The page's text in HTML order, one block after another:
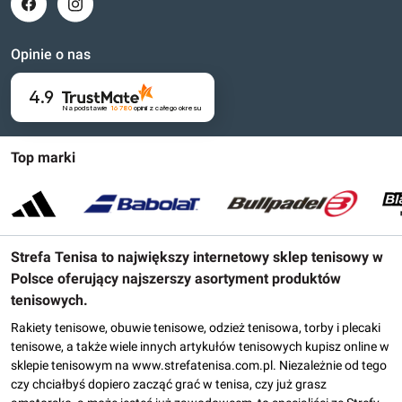
Top marki
Strefa Tenisa to największy internetowy sklep tenisowy w
Polsce oferujący najszerszy asortyment produktów
tenisowych.
Rakiety tenisowe, obuwie tenisowe, odzież tenisowa, torby i plecaki
tenisowe, a także wiele innych artykułów tenisowych kupisz online w
sklepie tenisowym na www.strefatenisa.com.pl. Niezależnie od tego
czy chciałbyś dopiero zacząć grać w tenisa, czy już grasz
Opinie o nas
4.9
Na podstawie 16 780opinii z całego okresu